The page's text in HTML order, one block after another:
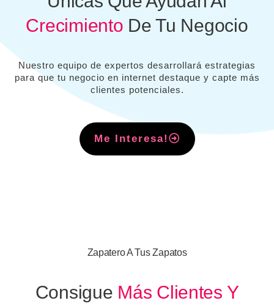
Crecimiento De Tu Negocio
Nuestro equipo de expertos desarrollará estrategias
para que tu negocio en internet destaque y capte más
clientes potenciales.
Me Interesa!
Zapatero A Tus Zapatos
Consigue Más Clientes Y